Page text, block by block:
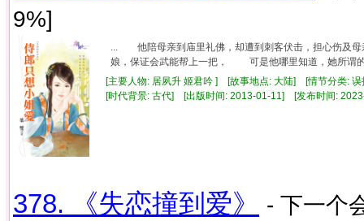
9%]
... 他陪母亲到庙里礼佛，却遭到刺客伏击，担心伤
娘，保证会武能帮上一把， 可是他哪里知道，她所谓
[主要人物: 居夙升 姬君吟 ] [故事地点: 大陆] [情节分类: 误
[时代背景: 古代] [出版时间: 2013-01-11] [发布时间:
378. 《失恋撞到爱》
- 下一个